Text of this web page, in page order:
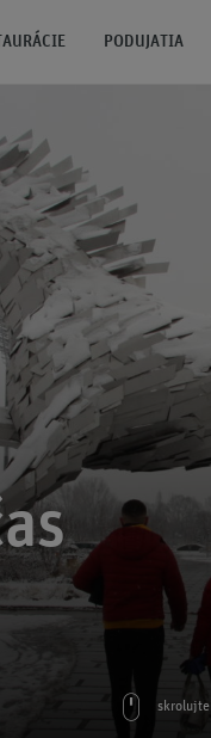
PODUJATIA